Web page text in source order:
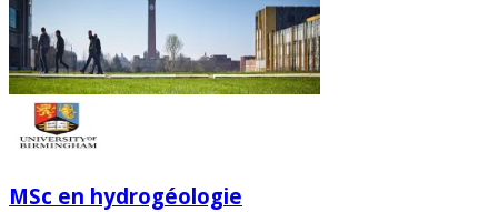
MSc en hydrogéologie